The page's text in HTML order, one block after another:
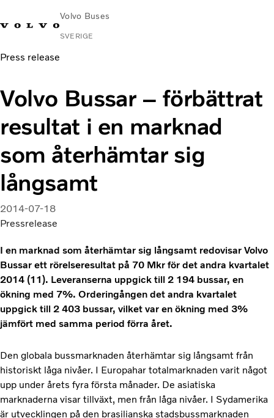
Volvo Buses
SVERIGE
Change MarketKontakta oss
Stads- och intercitytrafik
Turistbussar
Tjänster
Varför Volvo?
Nyheter & stories
Kontakt
Press release
Volvo Bussar – förbättrat
resultat i en marknad
som återhämtar sig
långsamt
2014-07-18
Pressrelease
I en marknad som återhämtar sig långsamt redovisar Volvo
Bussar ett rörelseresultat på 70 Mkr för det andra kvartalet
2014 (11). Leveranserna uppgick till 2 194 bussar, en
ökning med 7%. Orderingången det andra kvartalet
uppgick till 2 403 bussar, vilket var en ökning med 3%
jämfört med samma period förra året.
Den globala bussmarknaden återhämtar sig långsamt från
historiskt låga nivåer. I Europahar totalmarknaden varit något
upp under årets fyra första månader. De asiatiska
marknaderna visar tillväxt, men från låga nivåer. I Sydamerika
är utvecklingen på den brasilianska stadsbussmarknaden